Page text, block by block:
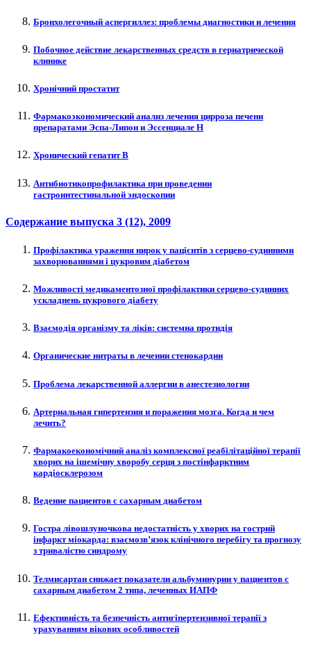
Бронхолегочный аспергиллез: проблемы диагностики и лечения
Побочное действие лекарственных средств в гериатрической
клинике
Хронічний простатит
Фармакоэкономический анализ лечения цирроза печени
препаратами Эспа-Липон и Эссенциале Н
Хронический гепатит B
Антибиотикопрофилактика при проведении
гастроинтестинальной эндоскопии
Содержание выпуска 3 (12), 2009
Профілактика ураження нирок у пацієнтів з серцево-судинними
захворюваннями і цукровим діабетом
Можливості медикаментозної профілактики серцево-судинних
ускладнень цукрового діабету
Взаємодія організму та ліків: системна протидія
Органические нитраты в лечении стенокардии
Проблема лекарственной аллергии в анестезиологии
Артериальная гипертензия и поражения мозга. Когда и чем
лечить?
Фармакоекономічний аналіз комплексної реабілітаційної терапії
хворих на ішемічну хворобу cерця з постінфарктним
кардіосклерозом
Ведение пациентов с сахарным диабетом
Гостра лівошлуночкова недостатність у хворих на гострий
інфаркт міокарда: взаємозв’язок клінічного перебігу та прогнозу
з тривалістю синдрому
Телмисартан снижает показатели альбуминурии у пациентов с
сахарным диабетом 2 типа, леченных ИАПФ
Ефективність та безпечність антигіпертензивної терапії з
урахуванням вікових особливостей